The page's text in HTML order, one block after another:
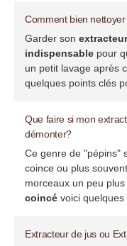
Comment bien
Garder son
indispensable pour
un petit lavage après
quelques points clés
Que faire si mon
démonter?
Ce genre de "pépins"
coince ou plus
morceaux un peu
coincé voici quelques
Extracteur de jus ou